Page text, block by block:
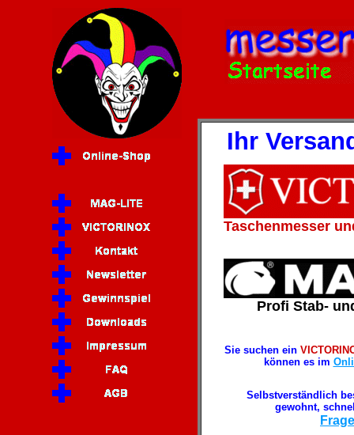
Ihr
Taschenmesser
Profi Stab-
Sie suchen ein
können es im
Selbstverständlich
gewohnt,